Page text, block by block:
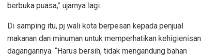
berbuka puasa,” ujarnya lagi.
Di samping itu, pj wali kota berpesan kepada penjual
makanan dan minuman untuk memperhatikan kehigienisan
dagangannya. “Harus bersih, tidak mengandung bahan